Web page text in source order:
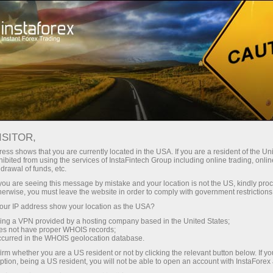
InstaForex-এর সাথে থেকে আপনি সত্যিকারের
লিভারেজ, মার্কেটের সেরা স্প্রেড ও কমিশন এবং
স্টক ও ইনডেক্স ট্রেডিংয়ের জন্য সুবিধাজনক
শর্তাবলী।
স্বল্প
প্রতিটি ডিপোজিটে
30% বোনাস
গতির
পরিচয় ট্রেডিংয়ে এবং হাইওয়েতে পাওয়া যায়
shows that you are currently located in the USA. If you are a resident of the
from using the services of InstaFintech Group including online trading,
of funds, etc.
are seeing this message by mistake and your location is not the US, kindly
you must leave the website in order to comply with government
IP address show your location as the USA?
a VPN provided by a hosting company based in the United States;
not have proper WHOIS records;
in the WHOIS geolocation database.
whether you are a US resident or not by clicking the relevant button below. If
being a US resident, you will not be able to open an account with InstaForex